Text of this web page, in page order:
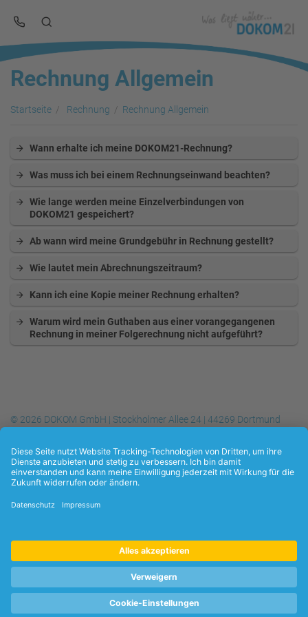
Rechnung Allgemein
Startseite Rechnung Rechnung Allgemein
Wann erhalte ich meine DOKOM21-Rechnung?
Was muss ich bei einem Rechnungseinwand beachten?
Wie lange werden meine Einzelverbindungen von
DOKOM21 gespeichert?
Ab wann wird meine Grundgebühr in Rechnung gestellt?
Wie lautet mein Abrechnungszeitraum?
Kann ich eine Kopie meiner Rechnung erhalten?
Warum wird mein Guthaben aus einer vorangegangenen
Rechnung in meiner Folgerechnung nicht aufgeführt?
© 2026 DOKOM GmbH | Stockholmer Allee 24 | 44269 Dortmund
Datenschutzerklärung Kontakt Impressum